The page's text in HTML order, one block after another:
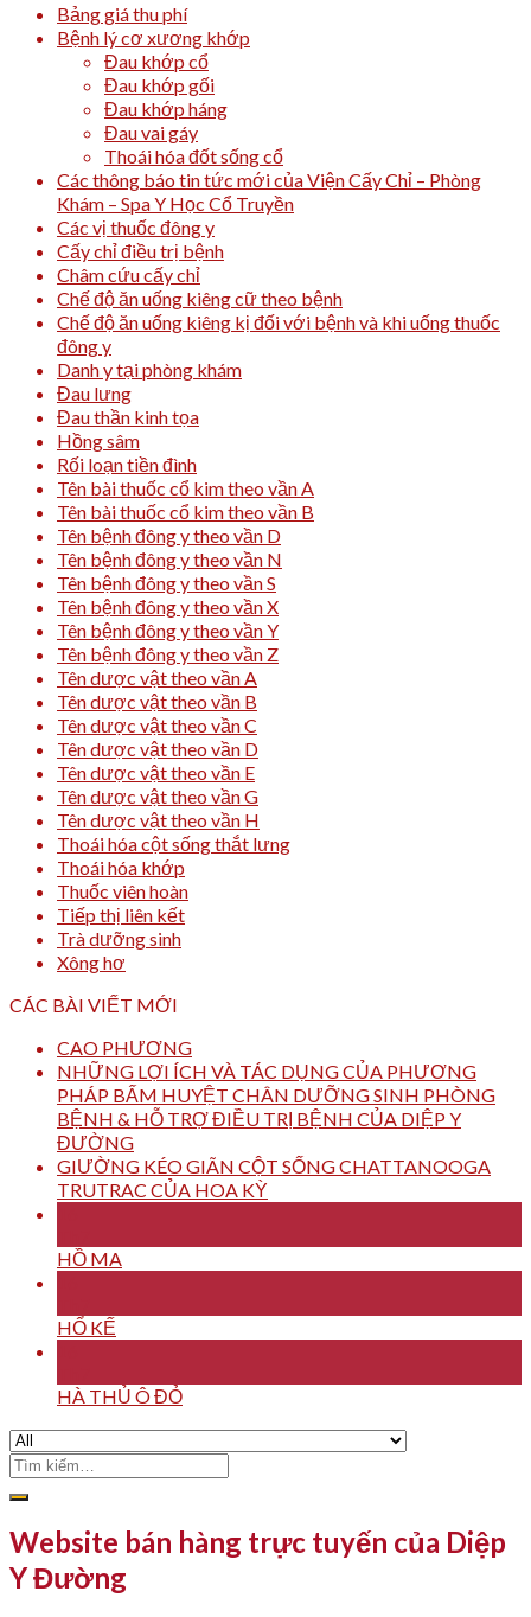
Bảng giá thu phí
Bệnh lý cơ xương khớp
Đau khớp cổ
Đau khớp gối
Đau khớp háng
Đau vai gáy
Thoái hóa đốt sống cổ
Các thông báo tin tức mới của Viện Cấy Chỉ – Phòng
Khám – Spa Y Học Cổ Truyền
Các vị thuốc đông y
Cấy chỉ điều trị bệnh
Châm cứu cấy chỉ
Chế độ ăn uống kiêng cữ theo bệnh
Chế độ ăn uống kiêng kị đối với bệnh và khi uống thuốc
đông y
Danh y tại phòng khám
Đau lưng
Đau thần kinh tọa
Hồng sâm
Rối loạn tiền đình
Tên bài thuốc cổ kim theo vần A
Tên bài thuốc cổ kim theo vần B
Tên bệnh đông y theo vần D
Tên bệnh đông y theo vần N
Tên bệnh đông y theo vần S
Tên bệnh đông y theo vần X
Tên bệnh đông y theo vần Y
Tên bệnh đông y theo vần Z
Tên dược vật theo vần A
Tên dược vật theo vần B
Tên dược vật theo vần C
Tên dược vật theo vần D
Tên dược vật theo vần E
Tên dược vật theo vần G
Tên dược vật theo vần H
Thoái hóa cột sống thắt lưng
Thoái hóa khớp
Thuốc viên hoàn
Tiếp thị liên kết
Trà dưỡng sinh
Xông hơ
CÁC BÀI VIẾT MỚI
CAO PHƯƠNG
NHỮNG LỢI ÍCH VÀ TÁC DỤNG CỦA PHƯƠNG
PHÁP BẤM HUYỆT CHÂN DƯỠNG SINH PHÒNG
BỆNH & HỖ TRỢ ĐIỀU TRỊ BỆNH CỦA DIỆP Y
ĐƯỜNG
GIƯỜNG KÉO GIÃN CỘT SỐNG CHATTANOOGA
TRUTRAC CỦA HOA KỲ
HỒ MA
HỔ KẾ
HÀ THỦ Ô ĐỎ
Tìm
kiếm:
Website bán hàng trực tuyến của Diệp
Y Đường